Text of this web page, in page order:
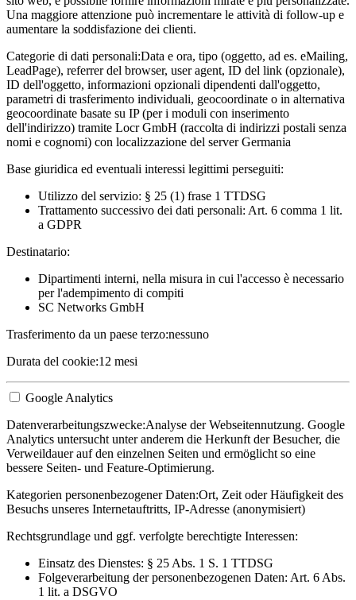
Una maggiore attenzione può incrementare le attività di follow-up e
aumentare la soddisfazione dei clienti.
Categorie di dati personali:Data e ora, tipo (oggetto, ad es. eMailing,
LeadPage), referrer del browser, user agent, ID del link (opzionale),
ID dell'oggetto, informazioni opzionali dipendenti dall'oggetto,
parametri di trasferimento individuali, geocoordinate o in alternativa
geocoordinate basate su IP (per i moduli con inserimento
dell'indirizzo) tramite Locr GmbH (raccolta di indirizzi postali senza
nomi e cognomi) con localizzazione del server Germania
Base giuridica ed eventuali interessi legittimi perseguiti:
Utilizzo del servizio: § 25 (1) frase 1 TTDSG
Trattamento successivo dei dati personali: Art. 6 comma 1 lit.
a GDPR
Destinatario:
Dipartimenti interni, nella misura in cui l'accesso è necessario
per l'adempimento di compiti
SC Networks GmbH
Trasferimento da un paese terzo:nessuno
Durata del cookie:12 mesi
Google Analytics
Datenverarbeitungszwecke:Analyse der Webseitennutzung. Google
Analytics untersucht unter anderem die Herkunft der Besucher, die
Verweildauer auf den einzelnen Seiten und ermöglicht so eine
bessere Seiten- und Feature-Optimierung.
Kategorien personenbezogener Daten:Ort, Zeit oder Häufigkeit des
Besuchs unseres Internetauftritts, IP-Adresse (anonymisiert)
Rechtsgrundlage und ggf. verfolgte berechtigte Interessen:
Einsatz des Dienstes: § 25 Abs. 1 S. 1 TTDSG
Folgeverarbeitung der personenbezogenen Daten: Art. 6 Abs.
1 lit. a DSGVO